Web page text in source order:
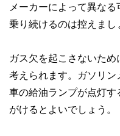
メーカーによって異な
乗り続けるのは控えまし
ガス欠を起こさないた
考えられます。ガソリン
車の給油ランプが点灯
がけるとよいでしょう。